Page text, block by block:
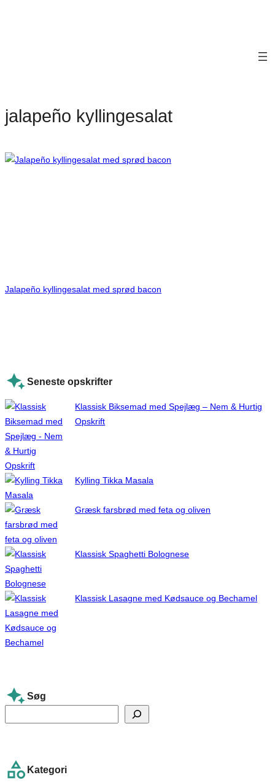
jalapeño kyllingesalat
Jalapeño kyllingesalat med sprød bacon
Seneste opskrifter
Klassisk Biksemad med Spejlæg – Nem & Hurtig
Opskrift
Kylling Tikka Masala
Græsk farsbrød med feta og oliven
Klassisk Spaghetti Bolognese
Klassisk Lasagne med Kødsauce og Bechamel
Søg
e
c
Kategori